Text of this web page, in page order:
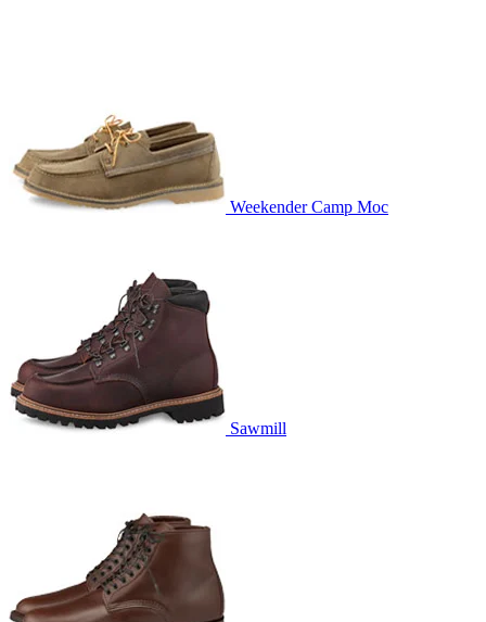
Weekender Camp Moc
Sawmill